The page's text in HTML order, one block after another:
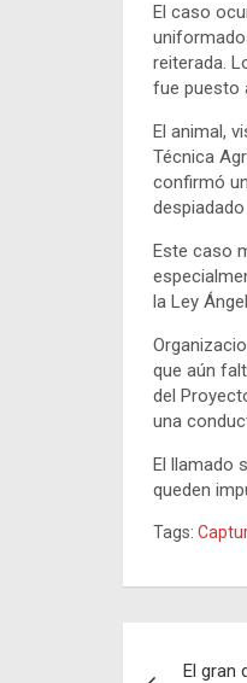
El caso
reiterada.
fue puesto
El animal,
Técnica
confirmó
Este caso
la Ley
que aún
del
una
El llamado
queden
Tags:
El gran